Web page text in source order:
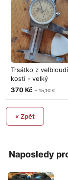
Naposledy
Trsátko z velbloudí
kosti - velký
trojúhelník
370 Kč ~ 15,10 €
« Zpět